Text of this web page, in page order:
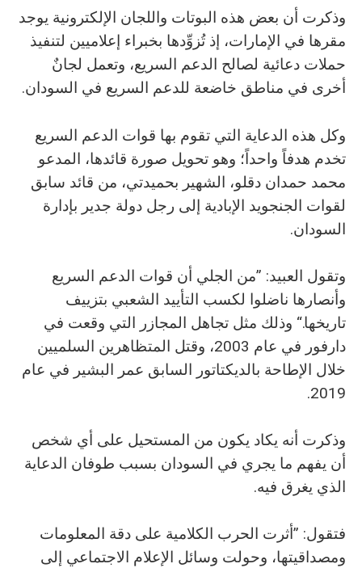
وذكرت أن بعض هذه البوتات واللجان الإلكترونية يوجد
مقرها في الإمارات، إذ تُزوِّدها بخبراء إعلاميين لتنفيذ
حملات دعائية لصالح الدعم السريع، وتعمل لجانٌ
أخرى في مناطق خاضعة للدعم السريع في السودان.
وكل هذه الدعاية التي تقوم بها قوات الدعم السريع
تخدم هدفاً واحداً؛ وهو تحويل صورة قائدها، المدعو
محمد حمدان دقلو، الشهير بحميدتي، من قائد سابق
لقوات الجنجويد الإبادية إلى رجل دولة جدير بإدارة
السودان.
وتقول العبيد: ”من الجلي أن قوات الدعم السريع
وأنصارها ناضلوا لكسب التأييد الشعبي بتزييف
تاريخها.“ وذلك مثل تجاهل المجازر التي وقعت في
دارفور في عام 2003، وقتل المتظاهرين السلميين
خلال الإطاحة بالديكتاتور السابق عمر البشير في عام
2019.
وذكرت أنه يكاد يكون من المستحيل على أي شخص
أن يفهم ما يجري في السودان بسبب طوفان الدعاية
الذي يغرق فيه.
فتقول: ”أثرت الحرب الكلامية على دقة المعلومات
ومصداقيتها، وحولت وسائل الإعلام الاجتماعي إلى